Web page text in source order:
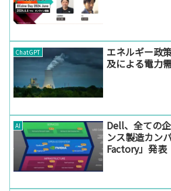
ChatGPT
エネルギー政
及による電力
AI
Dell、全ての
ンス製造カン
Factory」発表